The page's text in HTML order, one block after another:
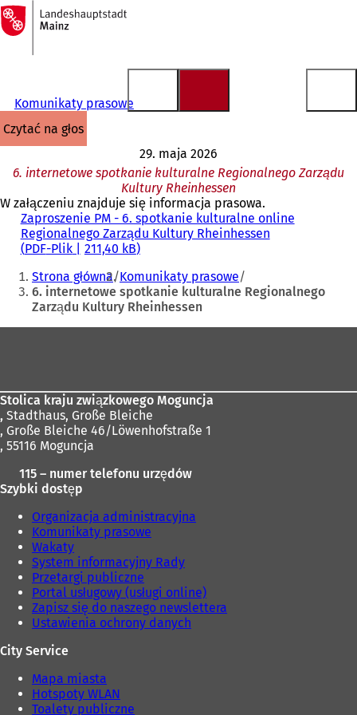
Przejdź do treści
Do
strony
głównej
Komunikaty prasowe
czytać na głos
29. maja 2026
6. internetowe spotkanie kulturalne Regionalnego Zarządu
Kultury Rheinhessen
W załączeniu znajduje się informacja prasowa.
Zaproszenie PM - 6. spotkanie kulturalne online
Regionalnego Zarządu Kultury Rheinhessen
PDF-Plik 211,40 kB
Jesteś
tutaj:
Strona główna Komunikaty prasowe
6. internetowe spotkanie kulturalne Regionalnego
Zarządu Kultury Rheinhessen
Stolica kraju związkowego Moguncja
, Stadthaus, Große Bleiche
, Große Bleiche 46/Löwenhofstraße 1
, 55116 Moguncja
115 – numer telefonu urzędów
Szybki dostęp
Organizacja administracyjna
Komunikaty prasowe
Wakaty
System informacyjny Rady
Przetargi publiczne
Portal usługowy (usługi online)
Zapisz się do naszego newslettera
Ustawienia ochrony danych
City Service
Mapa miasta
Hotspoty WLAN
Toalety publiczne